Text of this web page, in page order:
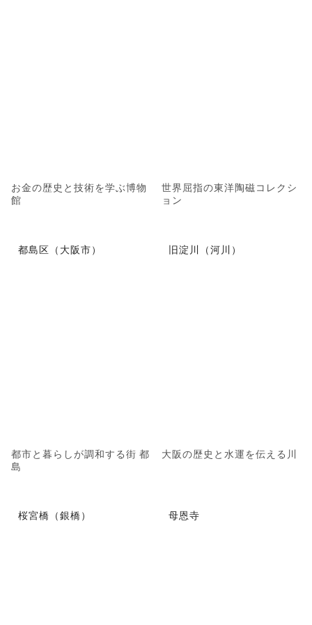
お金の歴史と技術を学ぶ博物
館
世界屈指の東洋陶磁コレクシ
ョン
都島区（大阪市）
都市と暮らしが調和する街 都
島
旧淀川（河川）
大阪の歴史と水運を伝える川
桜宮橋（銀橋） 母恩寺